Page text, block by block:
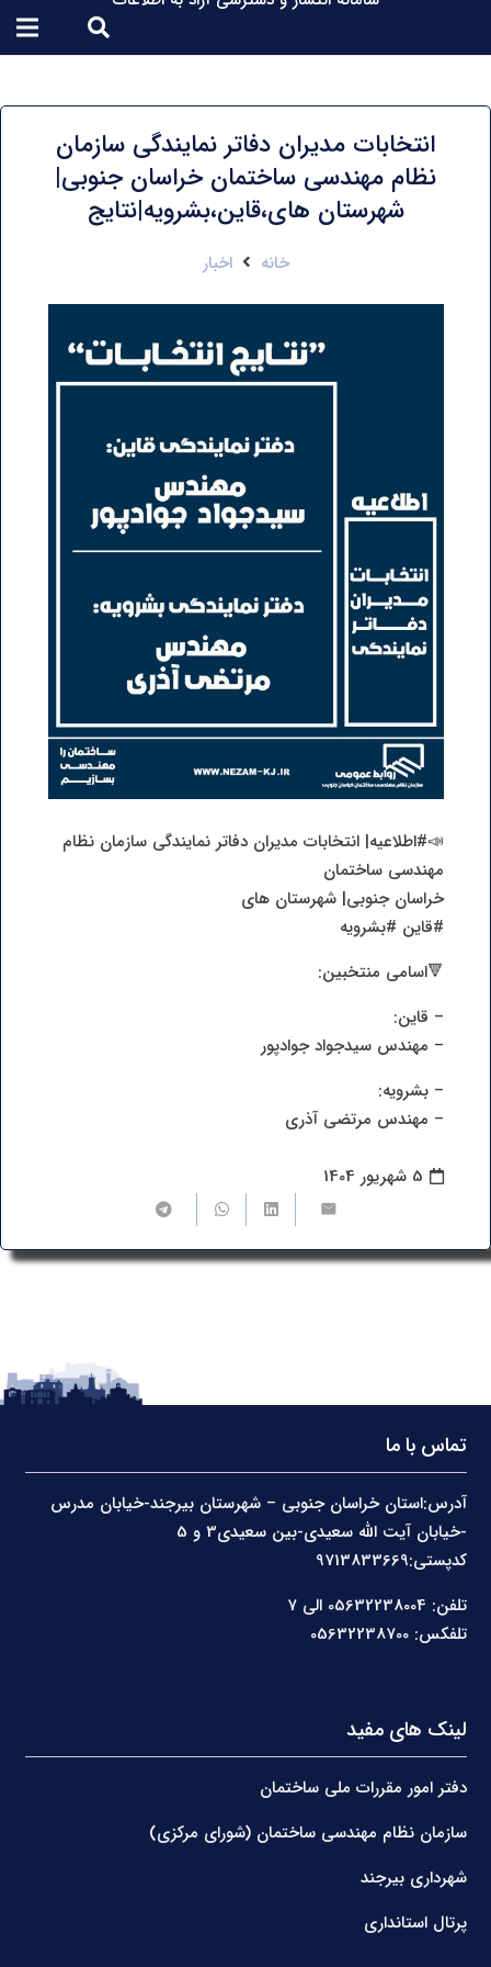
انتخابات مدیران دفاتر نمایندگی سازمان
نظام مهندسی ساختمان خراسان جنوبی|
شهرستان های،قاین،بشرویه|نتایج
خانه اخبار
📣#اطلاعیه| انتخابات مدیران دفاتر نمایندگی سازمان نظام
مهندسی ساختمان
خراسان جنوبی| شهرستان های
#قاین #بشرویه
🔻اسامی منتخبین:
– قاین:
– مهندس سیدجواد جوادپور
– بشرویه:
– مهندس مرتضی آذری
5 شهریور 1404
تماس با ما
آدرس:استان خراسان جنوبی – شهرستان بیرجند-خیابان مدرس
کدپستی:9713833669
تلفن: 05632238004 الی 7
تلفکس: 05632238700
لینک های مفید
دفتر امور مقررات ملی ساختمان
سازمان نظام مهندسی ساختمان (شورای مرکزی)
شهرداری بیرجند
پرتال استانداری